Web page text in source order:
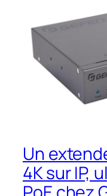
Un
4K sur IP,